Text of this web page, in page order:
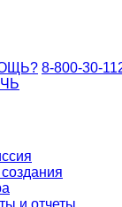
8-800-30-
и отчеты